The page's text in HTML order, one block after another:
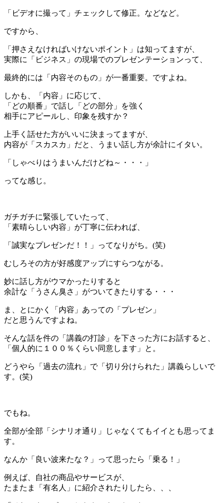
「ビデオに撮って」チェックして修正。などなど。
ですから、
「押さえなければいけないポイント」は知ってますが、
実際に「ビジネス」の現場でのプレゼンテーションって、
最終的には「内容そのもの」が一番重要。ですよね。
しかも、「内容」に応じて、
「どの順番」で話し「どの部分」を強く
相手にアピールし、印象を残すか？
上手く話せた方がいいに決まってますが、
内容が「スカスカ」だと、うまい話し方が余計にイタい。
「しゃべりはうまいんだけどね～・・・」
ってな感じ。
ガチガチに緊張していたって、
「素晴らしい内容」が丁寧に伝われば、
「誠実なプレゼンだ！！」ってなりがち。(笑)
むしろその方が好感度アップにすらつながる。
妙に話し方がウマかったりすると
余計な「うさん臭さ」がついてきたりする・・・
ま、とにかく「内容」あっての「プレゼン」
だと思うんですよね。
そんな話を件の「講義の打診」を下さった方にお話すると、
「個人的に１００％くらい同意します」と。
どうやら「過去の流れ」で「切り分けられた」講義らしいで
す。(笑)
でもね。
全部が全部「シナリオ通り」じゃなくてもイイとも思ってま
す。
なんか「良い波来たな？」って思ったら「乗る！」
例えば、自社の商品やサービスが、
たまたま「有名人」に紹介されたりしたら、、、